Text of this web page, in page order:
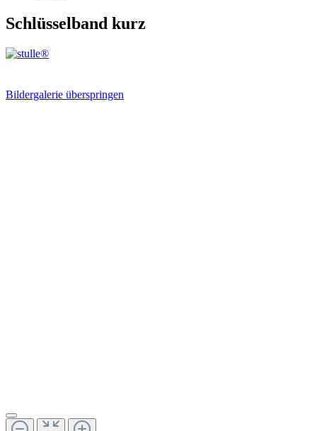
Schlüsselband kurz
Bildergalerie überspringen